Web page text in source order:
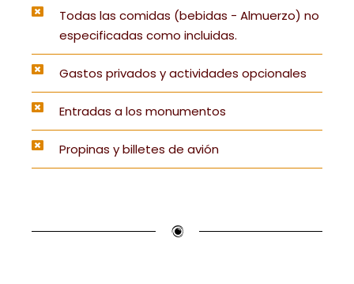
Todas las comidas (bebidas - Almuerzo) no
especificadas como incluidas.
Gastos privados y actividades opcionales
Entradas a los monumentos
Propinas y billetes de avión